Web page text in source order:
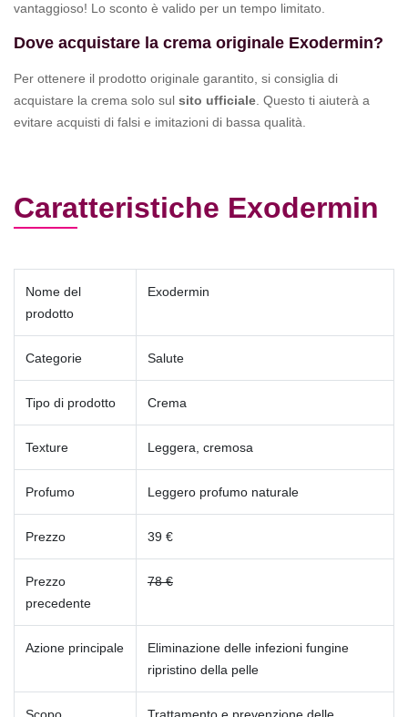
vantaggioso! Lo sconto è valido per un tempo limitato.
Dove acquistare la crema originale Exodermin?
Per ottenere il prodotto originale garantito, si consiglia di
acquistare la crema solo sul sito ufficiale . Questo ti aiuterà a
evitare acquisti di falsi e imitazioni di bassa qualità.
Caratteristiche Exodermin
Nome del
prodotto
Exodermin
Categorie Salute
Tipo di prodotto Crema
Texture Leggera, cremosa
Profumo Leggero profumo naturale
Prezzo 39 €
Prezzo
precedente
78 €
Azione principale
Eliminazione delle infezioni fungine
ripristino della pelle